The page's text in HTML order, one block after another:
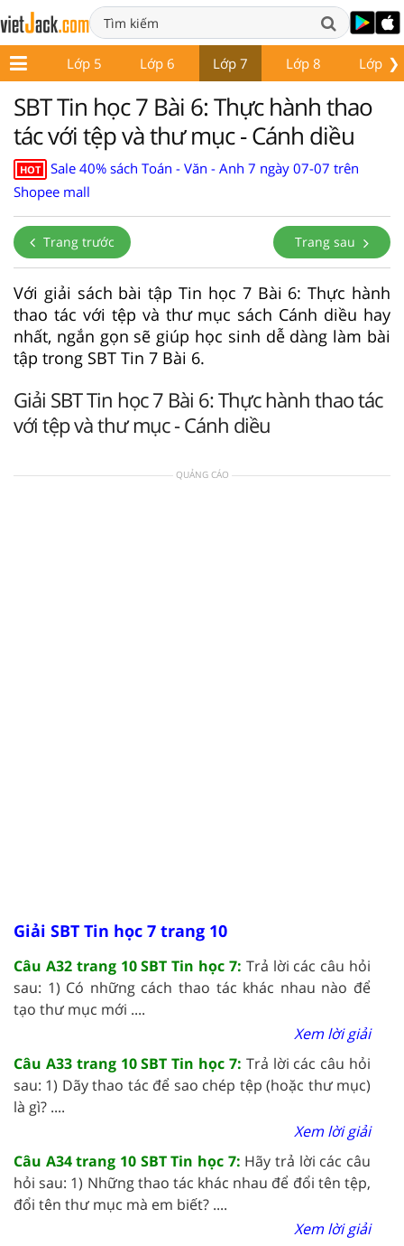
❯
4 Lớp 5 Lớp 6 Lớp 7 Lớp 8 Lớp 9
SBT Tin học 7 Bài 6: Thực hành thao
tác với tệp và thư mục - Cánh diều
HOT
Sale 40% sách Toán - Văn - Anh 7 ngày 07-07 trên
Shopee mall
Trang trước Trang sau
Với giải sách bài tập Tin học 7 Bài 6: Thực hành
thao tác với tệp và thư mục sách Cánh diều hay
nhất, ngắn gọn sẽ giúp học sinh dễ dàng làm bài
tập trong SBT Tin 7 Bài 6.
Giải SBT Tin học 7 Bài 6: Thực hành thao tác
với tệp và thư mục - Cánh diều
QUẢNG CÁO
Giải SBT Tin học 7 trang 10
Câu A32 trang 10 SBT Tin học 7: Trả lời các câu hỏi
sau: 1) Có những cách thao tác khác nhau nào để
tạo thư mục mới ....
Xem lời giải
Câu A33 trang 10 SBT Tin học 7: Trả lời các câu hỏi
sau: 1) Dãy thao tác để sao chép tệp (hoặc thư mục)
là gì? ....
Xem lời giải
Câu A34 trang 10 SBT Tin học 7: Hãy trả lời các câu
hỏi sau: 1) Những thao tác khác nhau để đổi tên tệp,
đổi tên thư mục mà em biết? ....
Xem lời giải